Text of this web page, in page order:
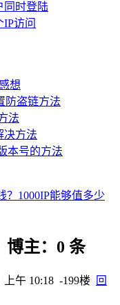
同时登陆
访问
想
防盗链方法
法
决方法
本号的方法
？1000IP能够值多少
博主：0 条
上午 10:18 -199楼 回